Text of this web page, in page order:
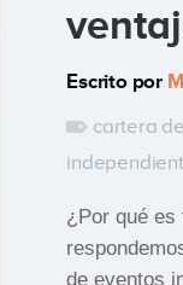
Escrito por
cartera
¿Por qué
de eventos